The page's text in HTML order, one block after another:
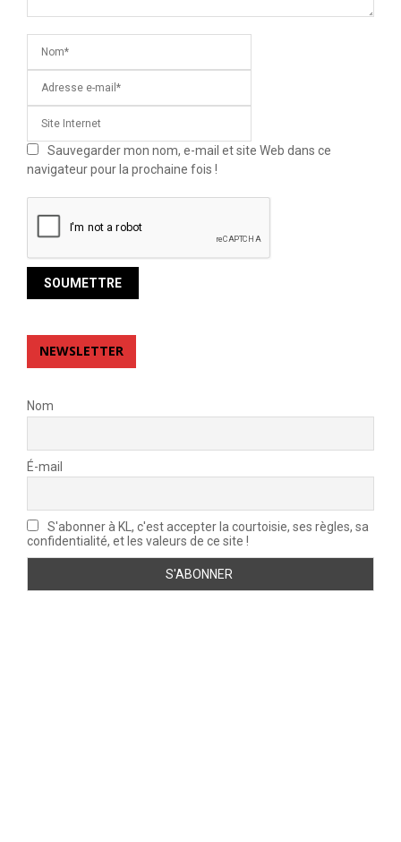
Sauvegarder mon nom, e-mail et site Web dans ce
navigateur pour la prochaine fois !
NEWSLETTER
Nom
É-mail
S'abonner à KL, c'est accepter la courtoisie, ses règles, sa
confidentialité, et les valeurs de ce site !